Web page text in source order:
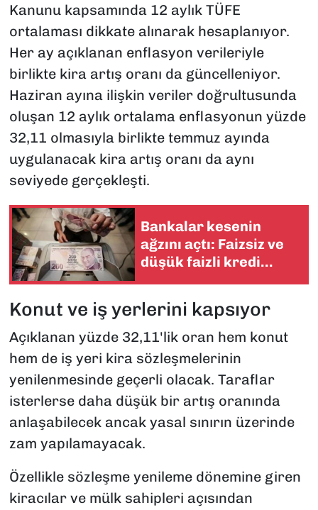
Kanunu kapsamında 12 aylık TÜFE
ortalaması dikkate alınarak hesaplanıyor.
Her ay açıklanan enflasyon verileriyle
birlikte kira artış oranı da güncelleniyor.
Haziran ayına ilişkin veriler doğrultusunda
oluşan 12 aylık ortalama enflasyonun yüzde
32,11 olmasıyla birlikte temmuz ayında
uygulanacak kira artış oranı da aynı
seviyede gerçekleşti.
Bankalar kesenin
ağzını açtı: Faizsiz ve
düşük faizli kredi
Konut ve iş yerlerini kapsıyor
Açıklanan yüzde 32,11'lik oran hem konut
hem de iş yeri kira sözleşmelerinin
yenilenmesinde geçerli olacak. Taraflar
isterlerse daha düşük bir artış oranında
anlaşabilecek ancak yasal sınırın üzerinde
zam yapılamayacak.
Özellikle sözleşme yenileme dönemine giren
kiracılar ve mülk sahipleri açısından